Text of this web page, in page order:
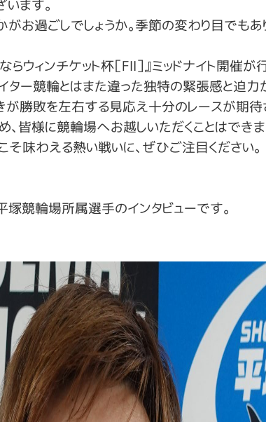
ます。
お過ごしでしょうか。季節の変わり目でも
らウィンチケット杯［FⅡ］』ミッドナイト開催が
ター競輪とはまた違った独特の緊張感と迫
勝敗を左右する見応え十分のレースが期待
皆様に競輪場へお越しいただくことはできま
味わえる熱い戦いに、ぜひご注目ください。
塚競輪場所属選手のインタビューです。